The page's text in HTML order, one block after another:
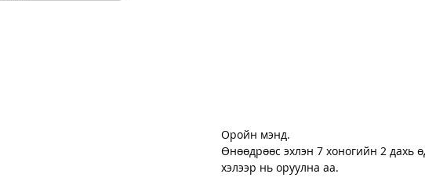
Оройн мэнд.
Өнөөдрөөс эхлэн 7 хоногийн 2 дахь
хэлээр нь оруулна аа.